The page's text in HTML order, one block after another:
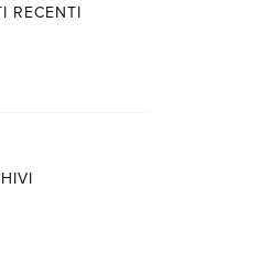
RECENTI